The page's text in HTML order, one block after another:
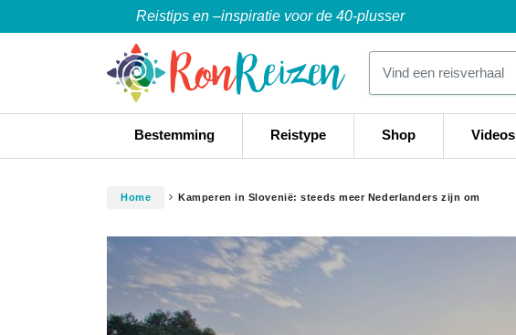
Reistips en –inspiratie voor de 40-plusser
Bestemming Reistype Shop Videos
Home Kamperen in Slovenië: steeds meer Nederlanders zijn om